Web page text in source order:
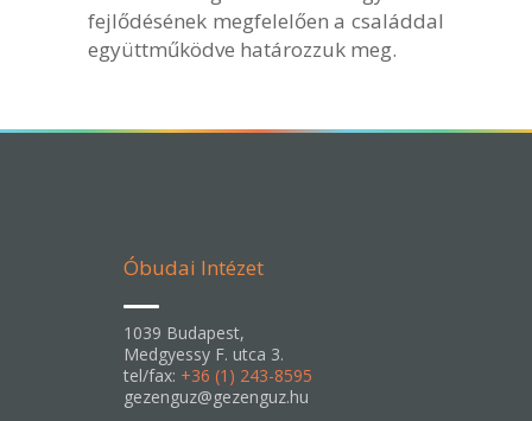
fejlődésének megfelelően a családdal
együttműködve határozzuk meg.
Óbudai Intézet
1039 Budapest,
Medgyessy F. utca 3.
tel/fax: +36 (1) 243-8595
gezenguz@gezenguz.hu